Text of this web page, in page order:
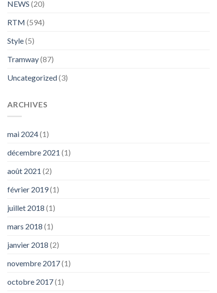
NEWS (20)
RTM (594)
Style(5)
Tramway(87)
Uncategorized(3)
ARCHIVES
mai 2024(1)
décembre 2021 (1)
août 2021 (2)
février 2019(1)
juillet 2018 (1)
mars 2018 (1)
janvier 2018 (2)
novembre 2017(1)
octobre 2017(1)